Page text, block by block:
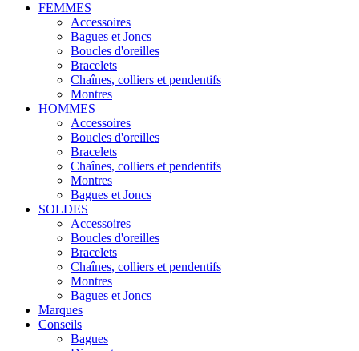
FEMMES
Accessoires
Bagues et Joncs
Boucles d'oreilles
Bracelets
Chaînes, colliers et pendentifs
Montres
HOMMES
Accessoires
Boucles d'oreilles
Bracelets
Chaînes, colliers et pendentifs
Montres
Bagues et Joncs
SOLDES
Accessoires
Boucles d'oreilles
Bracelets
Chaînes, colliers et pendentifs
Montres
Bagues et Joncs
Marques
Conseils
Bagues